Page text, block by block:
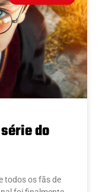
do
todos os fãs de